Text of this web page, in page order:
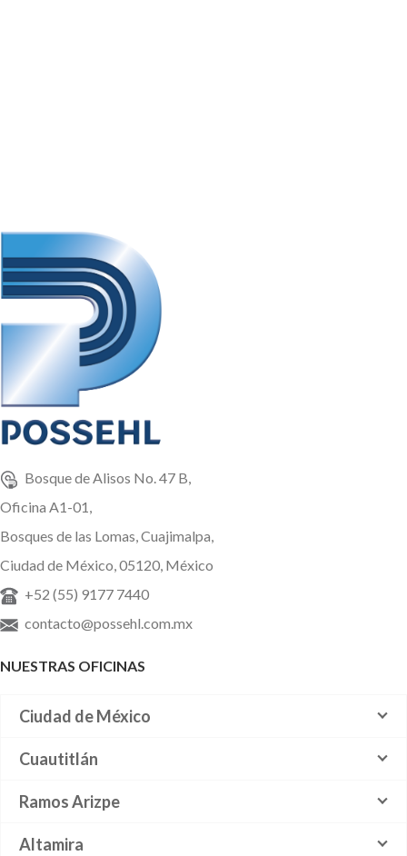
Bosque de Alisos No. 47 B,
Oficina A1-01,
Bosques de las Lomas, Cuajimalpa,
Ciudad de México, 05120, México
+52 (55) 9177 7440
contacto@possehl.com.mx
NUESTRAS OFICINAS
Ciudad de México
Cuautitlán
Ramos Arizpe
Altamira